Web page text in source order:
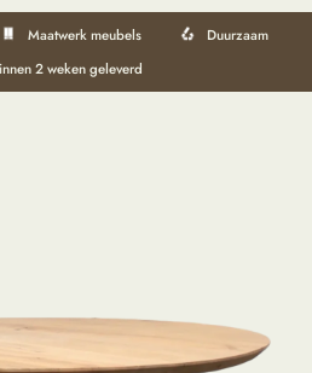
Maatwerk meubels
Duurzaam
2 weken geleverd